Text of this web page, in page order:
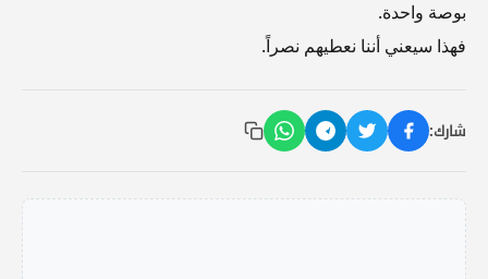
بوصة واحدة.
فهذا سيعني أننا نعطيهم نصراً.
شارك: